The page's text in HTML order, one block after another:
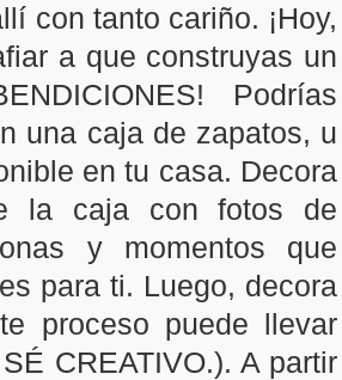
con tanto cariño. ¡Hoy,
a que construyas un
Podrías
una caja de zapatos, u
en tu casa. Decora
la caja con fotos de
y momentos que
para ti. Luego, decora
proceso puede llevar
CREATIVO.). A partir